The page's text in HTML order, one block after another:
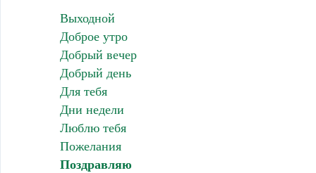
Выходной
Доброе утро
Добрый вечер
Добрый день
Для тебя
Дни недели
Люблю тебя
Пожелания
Поздравляю